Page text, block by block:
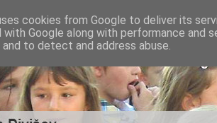
cookies from Google to deliver its
with Google along with performance
to detect and address abuse.